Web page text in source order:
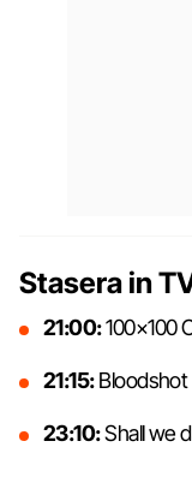
Stasera in
21:00:100×100
21:15:Bloodshot
23:10:Shall we